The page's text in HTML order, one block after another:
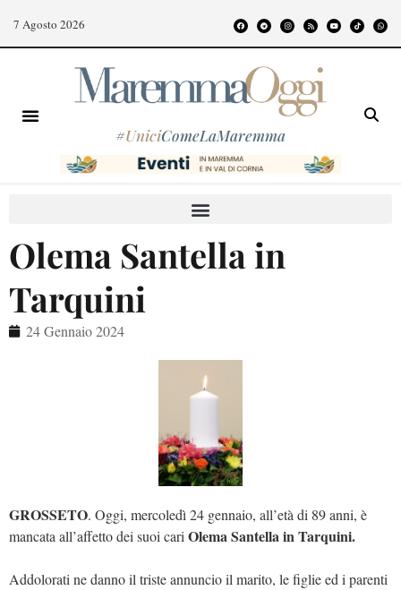
7 Agosto 2026
#UniciComeLaMaremma
Olema Santella in
Tarquini
24 Gennaio 2024
GROSSETO. Oggi, mercoledì 24 gennaio, all’età di 89 anni, è
mancata all’affetto dei suoi cariOlema Santella in Tarquini.
Addolorati ne danno il triste annuncio il marito, le figlie ed i parenti